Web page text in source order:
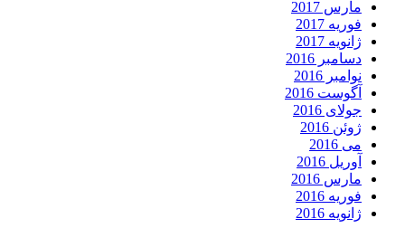
مارس 2017
فوریه 2017
ژانویه 2017
دسامبر 2016
نوامبر 2016
آگوست 2016
جولای 2016
ژوئن 2016
می 2016
آوریل 2016
مارس 2016
فوریه 2016
ژانویه 2016